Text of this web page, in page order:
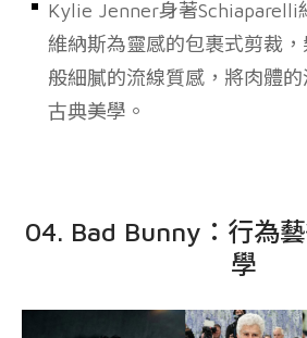
Kylie Jenner身著Schiaparelli
維納斯為靈感的包裹式剪裁
般細膩的流線質感，將肉體
古典美學。
04. Bad Bunny：行為
學